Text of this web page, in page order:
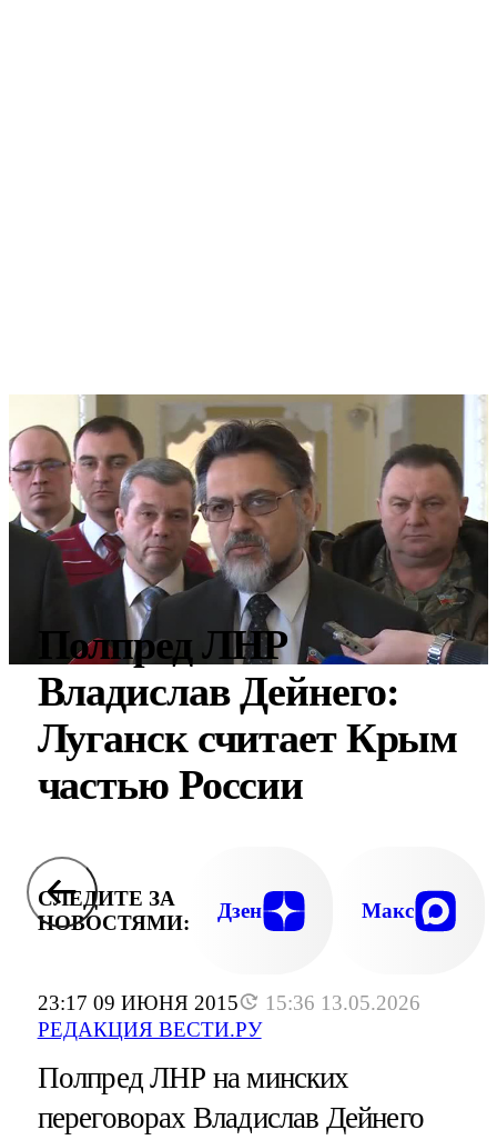
23:17 09 ИЮНЯ 2015
15:36 13.05.2026
РЕДАКЦИЯ ВЕСТИ.РУ
Полпред ЛНР
Владислав Дейнего:
Луганск считает Крым
частью России
СЛЕДИТЕ ЗА
НОВОСТЯМИ:
Дзен Макс
Полпред ЛНР на минских
переговорах Владислав Дейнего